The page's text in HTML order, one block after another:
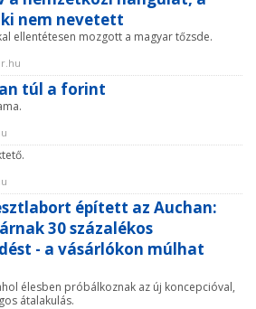
nem nevetett
ellentétesen mozgott a magyar tőzsde.
túl a forint
épített az Auchan:
30 százalékos
- a vásárlókon múlhat
élesben próbálkoznak az új koncepcióval,
átalakulás.